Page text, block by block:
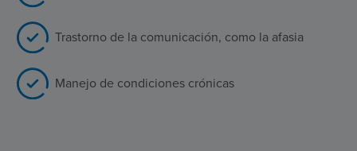
Trastorno de la comunicación, como la afasia
Manejo de condiciones crónicas